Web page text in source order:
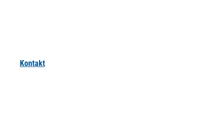
Kontakt